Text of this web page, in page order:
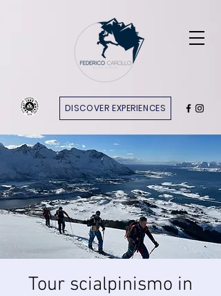
DISCOVER EXPERIENCES
Tour scialpinismo in